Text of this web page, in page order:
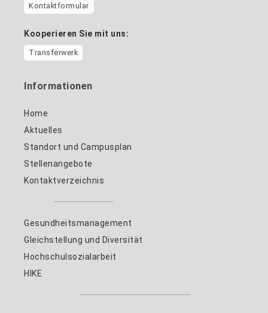
Kontaktformular
Kooperieren Sie mit uns:
Transferwerk
Informationen
Home
Aktuelles
Standort und Campusplan
Stellenangebote
Kontaktverzeichnis
Gesundheitsmanagement
Gleichstellung und Diversität
Hochschulsozialarbeit
HIKE